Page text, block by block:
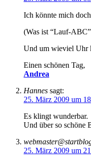
Ich könnte mich
(Was ist “Lauf-
Und um wieviel Uhr
Einen schönen Tag,
Andrea
Hannes sagt:
25. März 2009 um
Es klingt wunderbar.
Und über so schöne
25. März 2009 um